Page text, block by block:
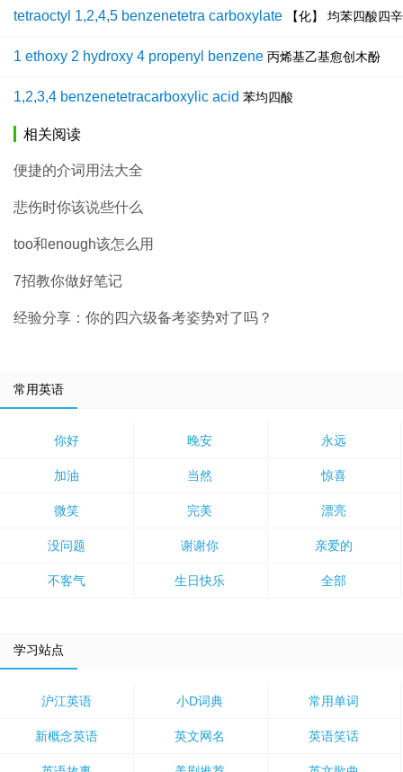
tetraoctyl 1,2,4,5 benzenetetra carboxylate 【化】 均苯四酸四
1 ethoxy 2 hydroxy 4 propenyl benzene 丙烯基乙基愈创木酚
1,2,3,4 benzenetetracarboxylic acid 苯均四酸
相关阅读
便捷的介词用法大全
悲伤时你该说些什么
too和enough该怎么用
7招教你做好笔记
经验分享：你的四六级备考姿势对了吗？
常用英语
你好 晚安 永远
加油 当然 惊喜
微笑 完美 漂亮
没问题 谢谢你 亲爱的
不客气 生日快乐 全部
学习站点
沪江英语 小D词典 常用单词
新概念英语 英文网名 英语笑话